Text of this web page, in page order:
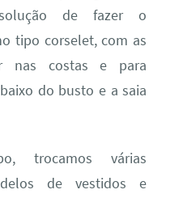
de fazer o
tipo corselet, com as
nas costas e para
do busto e a saia
trocamos várias
de vestidos e